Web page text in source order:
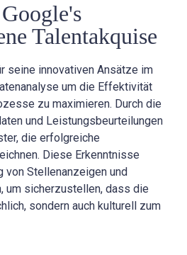
Talentakquise
seine innovativen Ansätze im
um die Effektivität
zu maximieren. Durch die
und Leistungsbeurteilungen
die erfolgreiche
Diese Erkenntnisse
von Stellenanzeigen und
um sicherzustellen, dass die
sondern auch kulturell zum